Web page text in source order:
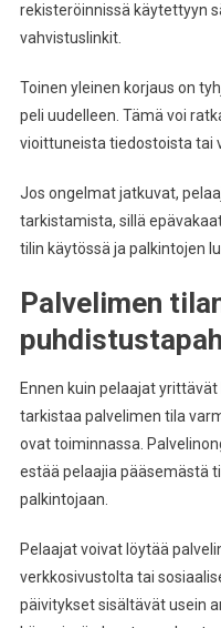
rekisteröinnissä käytettyyn
vahvistuslinkit.
Toinen yleinen korjaus on
peli uudelleen. Tämä voi
vioittuneista tiedostoista tai
Jos ongelmat jatkuvat,
tarkistamista, sillä
tilin käytössä ja palkintojen
Palvelimen
Ennen kuin pelaajat
tarkistaa palvelimen tila
ovat toiminnassa.
estää pelaajia pääsemästä
palkintojaan.
Pelaajat voivat löytää
verkkosivustolta tai
päivitykset sisältävät usein